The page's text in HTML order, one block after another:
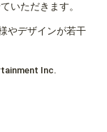
いただきます。
やデザインが若干
Inc.